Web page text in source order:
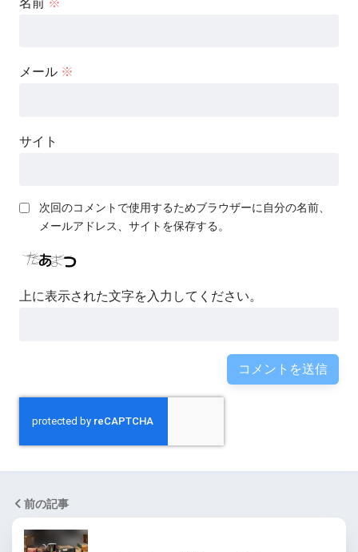
メール ※
サイト
次回のコメントで使用するためブラウザーに自分の名前、
メールアドレス、サイトを保存する。
上に表示された文字を入力してください。
前の記事